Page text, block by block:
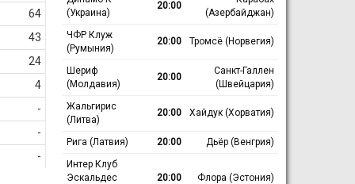
64
43
24
4
-
-
-
(Украина)
20:00
(Азербайджан)
ЧФР Клуж
(Румыния)
20:00 Тромсё (Норвегия)
Шериф
(Молдавия)
20:00
Санкт-Галлен
(Швейцария)
Жальгирис
(Литва)
20:00 Хайдук (Хорватия)
Рига (Латвия) 20:00
Дьёр (Венгрия)
Интер Клуб
Эскальдес
20:00 Флора (Эстония)